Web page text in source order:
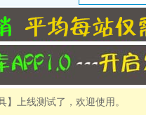
】 上线测试了，欢迎使用。